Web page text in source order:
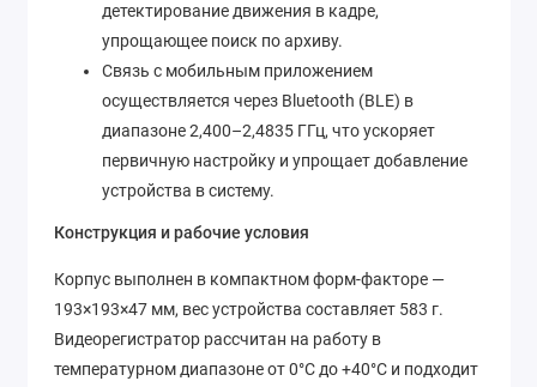
детектирование движения в кадре,
упрощающее поиск по архиву.
Связь с мобильным приложением
осуществляется через Bluetooth (BLE) в
диапазоне 2,400–2,4835 ГГц, что ускоряет
первичную настройку и упрощает добавление
устройства в систему.
Конструкция и рабочие условия
Корпус выполнен в компактном форм-факторе —
193×193×47 мм, вес устройства составляет 583 г.
Видеорегистратор рассчитан на работу в
температурном диапазоне от 0°C до +40°C и подходит